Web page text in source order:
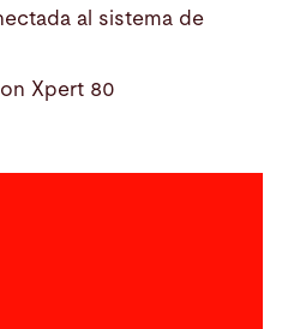
al sistema de
Xpert 80